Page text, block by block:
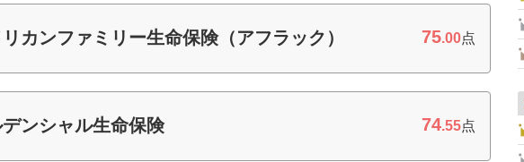
カンファミリー生命保険（アフラック） 75.00点
ンシャル生命保険 74.55点